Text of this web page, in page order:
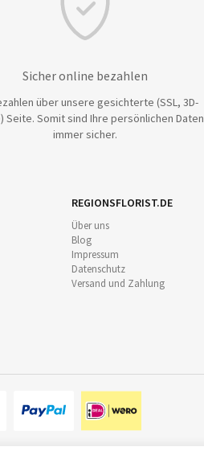
Sicher online bezahlen
über unsere gesichterte (SSL, 3D-
Seite. Somit sind Ihre persönlichen Daten
immer sicher.
REGIONSFLORIST.DE
Über uns
Blog
Impressum
Datenschutz
Versand und Zahlung